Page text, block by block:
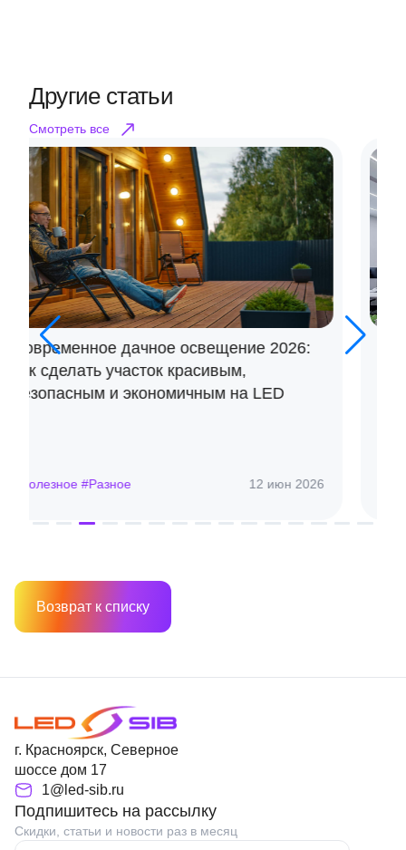
Другие статьи
Смотреть все
LED‑светильники для офиса и склада:
как подобрать по люксам, КСС, высоте
подвеса
#Полезное #Разное 6 апр 2026
Возврат к списку
г. Красноярск, Северное
шоссе дом 17
1@led-sib.ru
Подпишитесь на рассылку
Скидки, статьи и новости раз в месяц